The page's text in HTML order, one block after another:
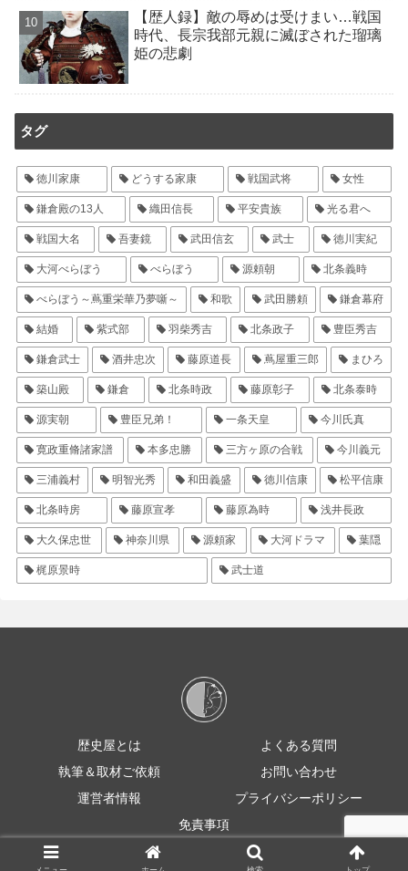
【歴人録】敵の辱めは受けまい…戦国
時代、長宗我部元親に滅ぼされた瑠璃
姫の悲劇
タグ
徳川家康 どうする家康 戦国武将 女性
鎌倉殿の13人 織田信長 平安貴族 光る君へ
戦国大名 吾妻鏡 武田信玄 武士 徳川実紀
大河べらぼう べらぼう 源頼朝 北条義時
べらぼう～蔦重栄華乃夢噺～ 和歌 武田勝頼 鎌倉幕府
結婚 紫式部 羽柴秀吉 北条政子 豊臣秀吉
鎌倉武士 酒井忠次 藤原道長 蔦屋重三郎 まひろ
築山殿 鎌倉 北条時政 藤原彰子 北条泰時
源実朝 豊臣兄弟！ 一条天皇 今川氏真
寛政重脩諸家譜 本多忠勝 三方ヶ原の合戦 今川義元
三浦義村 明智光秀 和田義盛 徳川信康 松平信康
北条時房 藤原宣孝 藤原為時 浅井長政
大久保忠世 神奈川県 源頼家 大河ドラマ 葉隠
梶原景時 武士道
歴史屋とは
よくある質問
執筆＆取材ご依頼
お問い合わせ
運営者情報
プライバシーポリシー
免責事項
© 2021 rekishiya